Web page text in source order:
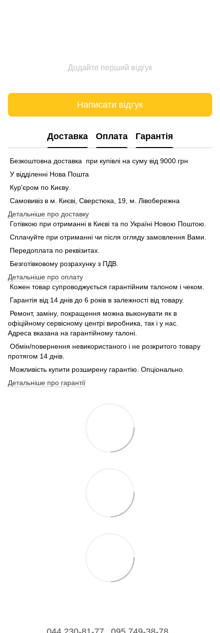
Додайте перший відгук
Написати відгук
Доставка Оплата Гарантія
Безкоштовна доставка при купівлі на суму від 9000 грн
У відділенні Нова Пошта
Кур'єром по Києву.
Самовивіз в м. Києві, Сверстюка, 19, м. Лівобережна
Детальніше про доставку
Готівкою при отриманні в Києві та по Україні Новою Поштою.
Сплачуйте при отриманні чи після огляду замовлення Вами.
Передоплата по реквізитах.
Безготівковому розрахунку з ПДВ.
Детальніше про оплату
Кожен товар супроводжується гарантійним талоном і чеком.
Гарантія від 14 днів до 6 років в залежності від товару.
Ремонт, заміну, покращення можна выконувати як в
офіційному сервісному центрі виробника, так і у нас.
Адреса вказана на гарантійному талоні.
Обмін/повернення невикористаного і не розкритого товару
протягом 14 днів.
Можливість купити розширену гарантію. Опціонально.
Детальніше про гарантії